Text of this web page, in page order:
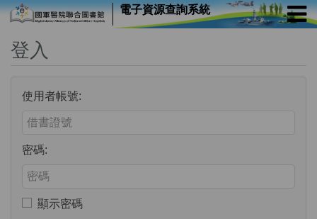
電子資源查詢系統
登入
使用者帳號:
Enter your username or email address
密碼:
Enter your password
顯示密碼